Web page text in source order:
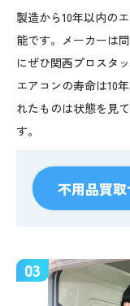
製造から10年以内の
能です。メーカーは
にぜひ関西プロスタ
エアコンの寿命は10
れたものは状態を見
す。
不用品買
03